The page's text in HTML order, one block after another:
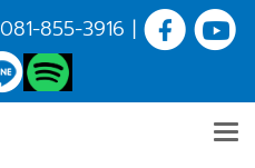
081-855-3916 |